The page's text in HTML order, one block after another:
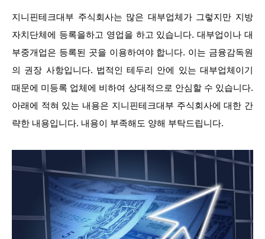
지니핀테크대부 주식회사는 많은 대부업체가 그렇지만 지방
자치단체에 등록을하고 영업을 하고 있습니다. 대부업이나 대
부중개업은 등록된 곳을 이용하여야 합니다. 이는 금융감독원
의 권장 사항입니다. 법적인 테두리 안에 있는 대부업체이기
때문에 미등록 업체에 비하여 상대적으로 안심할 수 있습니다.
아래에 적혀 있는 내용은 지니핀테크대부 주식회사에 대한 간
략한 내용입니다. 내용이 부족해도 양해 부탁드립니다.